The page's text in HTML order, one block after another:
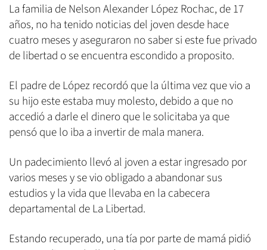
La familia de Nelson Alexander López Rochac, de 17
años, no ha tenido noticias del joven desde hace
cuatro meses y aseguraron no saber si este fue privado
de libertad o se encuentra escondido a proposito.
El padre de López recordó que la última vez que vio a
su hijo este estaba muy molesto, debido a que no
accedió a darle el dinero que le solicitaba ya que
pensó que lo iba a invertir de mala manera.
Un padecimiento llevó al joven a estar ingresado por
varios meses y se vio obligado a abandonar sus
estudios y la vida que llevaba en la cabecera
departamental de La Libertad.
Estando recuperado, una tía por parte de mamá pidió